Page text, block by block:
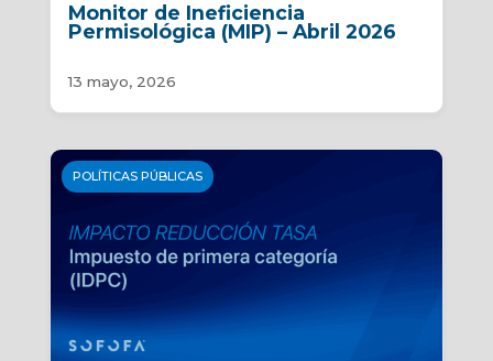
Monitor de Ineficiencia
Permisológica (MIP) – Abril 2026
13 mayo, 2026
POLÍTICAS PÚBLICAS